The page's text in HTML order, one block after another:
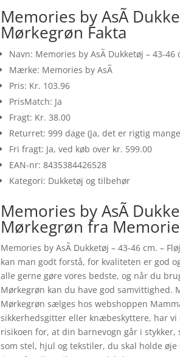
Memories by AsÃ­
Mørkegrøn Fakta
Navn: Memories by AsÃ­ Dukketøj – 43-
Mærke: Memories by AsÃ­
Pris: Kr. 103.96
PrisMatch: Ja
Fragt: Kr. 38.00
Returret: 999 dage (Ja, det er rigtig
Fri fragt: Ja, ved køb over kr. 599.00
EAN-nr: 8435384426528
Kategori: Dukketøj og tilbehør
Memories by AsÃ­
Mørkegrøn fra
Memories by AsÃ­ Dukketøj – 43-46 cm. –
kan man godt forstå, for kvaliteten er god
alle gerne gøre vores bedste, og når du
Mørkegrøn kan du have god samvittighed.
Mørkegrøn sælges hos webshoppen
sikkerhedsgitter eller knæbeskyttere, har
risikoen for, at din barnevogn går i
som stel, hjul og tekstiler, du skal holde